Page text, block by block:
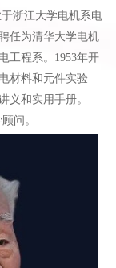
浙江大学电机系电
任为清华大学电机
工程系。1953年开
材料和元件实验
义和实用手册。
问。